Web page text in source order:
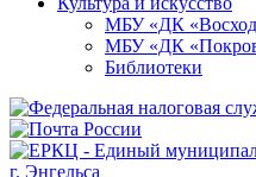
МБУ «ДК
МБУ «ДК
Библиотеки